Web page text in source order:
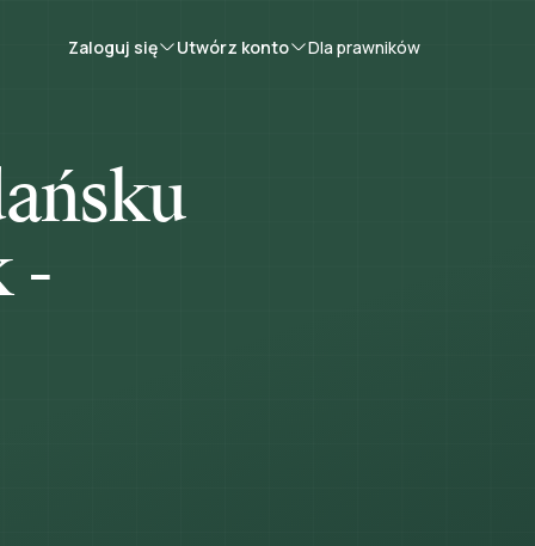
Zaloguj się Utwórz konto Dla prawników
-